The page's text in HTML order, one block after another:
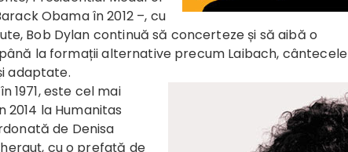
Obama în 2012 –, cu
Bob Dylan continuă să concerteze și să aibă o
la formații alternative precum Laibach, cântecele
adaptate.
1971, este cel mai
la Humanitas
de Denisa
cu o prefață de